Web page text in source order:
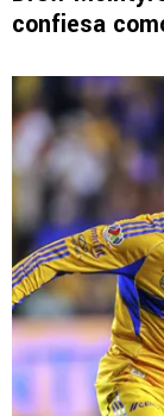
confiesa